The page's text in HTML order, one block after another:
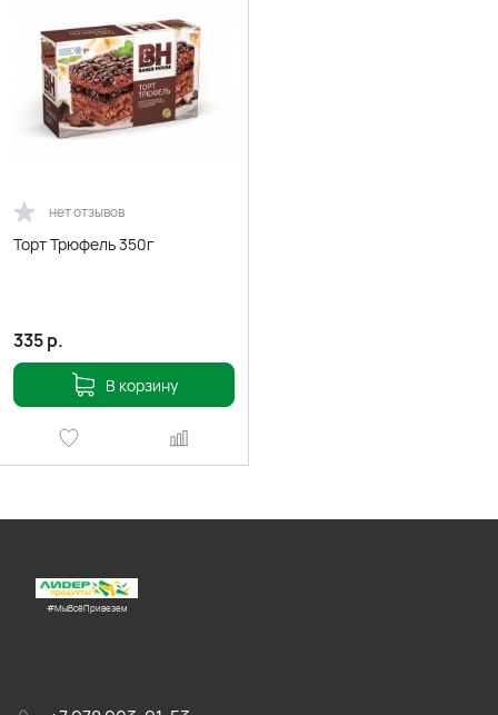
нет отзывов
Торт Трюфель 350г
335р.
В корзину
#МыВсёПривезем